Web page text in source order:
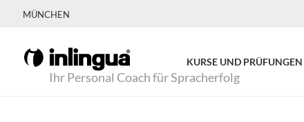
MÜNCHEN
Ihr Personal Coach für Spracherfolg
KURSE UND PRÜFUNGEN